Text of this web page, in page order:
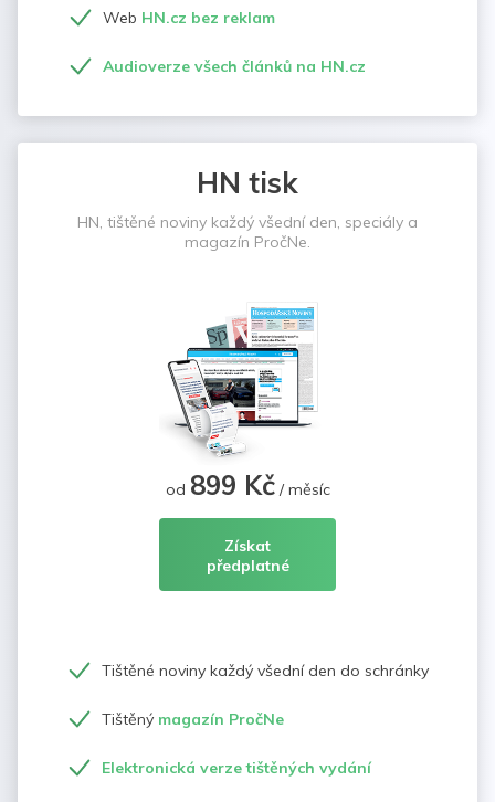
Web HN.cz bez reklam
Audioverze všech článků na HN.cz
HN tisk
HN, tištěné noviny každý všední den, speciály a
magazín PročNe.
od 899 Kč/ měsíc
Získat
předplatné
Tištěné noviny každý všední den do schránky
Tištěný magazín PročNe
Elektronická verze tištěných vydání